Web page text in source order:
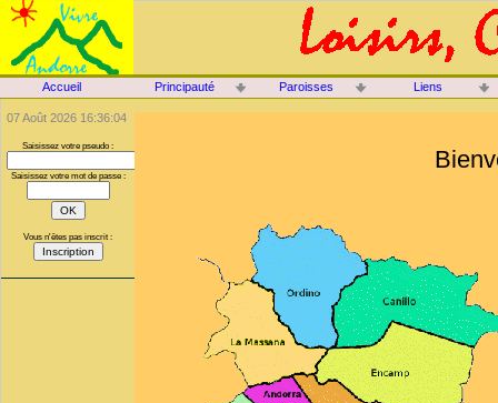
Saisissez votre pseudo :
Saisissez votre mot de passe :
Vous n'êtes pas inscrit :
07 Août 2026 16:36:04
Accueil Principauté Paroisses Liens